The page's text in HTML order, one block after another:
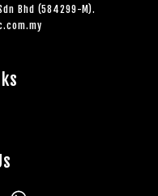
Bhd (584299-M).